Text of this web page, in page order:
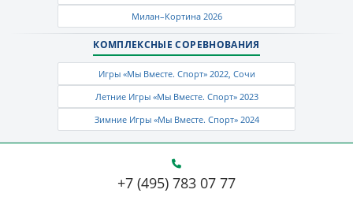
Милан–Кортина 2026
КОМПЛЕКСНЫЕ СОРЕВНОВАНИЯ
Игры «Мы Вместе. Спорт» 2022, Сочи
Летние Игры «Мы Вместе. Спорт» 2023
Зимние Игры «Мы Вместе. Спорт» 2024
+7 (495) 783 07 77